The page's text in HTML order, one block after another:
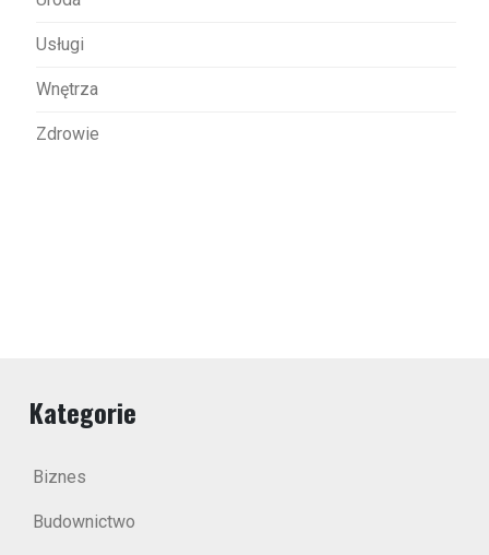
Usługi
Wnętrza
Zdrowie
Kategorie
Biznes
Budownictwo